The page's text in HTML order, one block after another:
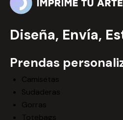
Diseña, Envía,
Prendas
Camisetas
Sudaderas
Gorras
Totebags